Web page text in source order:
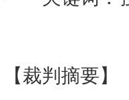
【裁判摘要】